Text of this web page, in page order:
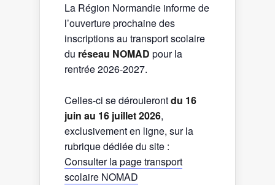
La Région Normandie informe de
l’ouverture prochaine des
inscriptions au transport scolaire
du réseau NOMAD pour la
rentrée 2026-2027.
Celles-ci se déroulerontdu 16
juin au 16 juillet 2026,
exclusivement en ligne, sur la
rubrique dédiée du site :
Consulter la page transport
scolaire NOMAD